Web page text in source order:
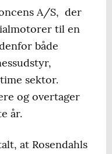
A/S, der
til en
både
sektor.
og overtager
år.
at Rosendahls